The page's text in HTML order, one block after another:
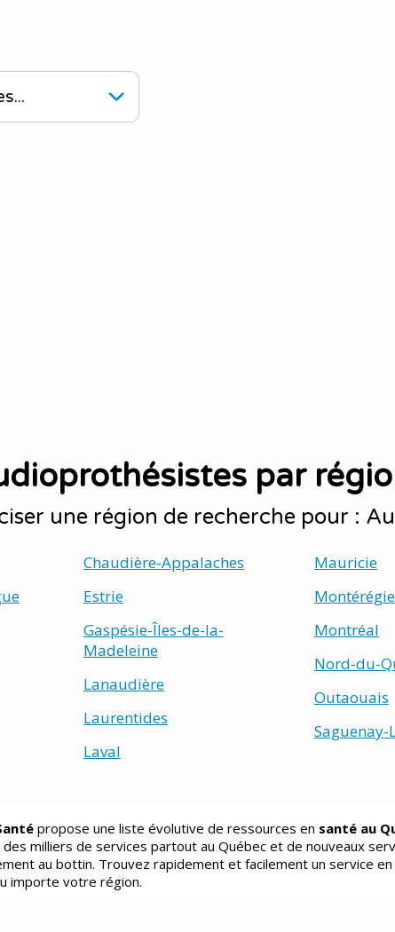
par
une région de recherche pour :
Chaudière-Appalaches
Estrie
Gaspésie-Îles-de-la-
Madeleine
Lanaudière
Laurentides
Laval
Mauricie
Montérégie
Montréal
Nord-du-
Outaouais
Saguenay-
propose une liste évolutive de ressources en santé au
milliers de services partout au Québec et de nouveaux
au bottin. Trouvez rapidement et facilement un service
importe votre région.